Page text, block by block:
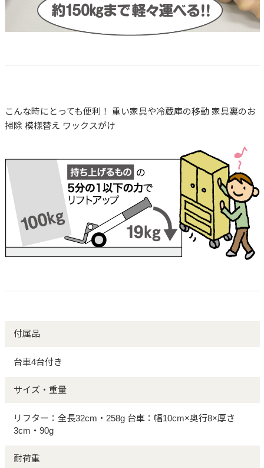
こんな時にとっても便利！ 重い家具や冷蔵庫の移動 家具裏のお
掃除 模様替え ワックスがけ
付属品
台車4台付き
サイズ・重量
リフター：全長32cm・258g 台車：幅10cm×奥行8×厚さ
3cm・90g
耐荷重